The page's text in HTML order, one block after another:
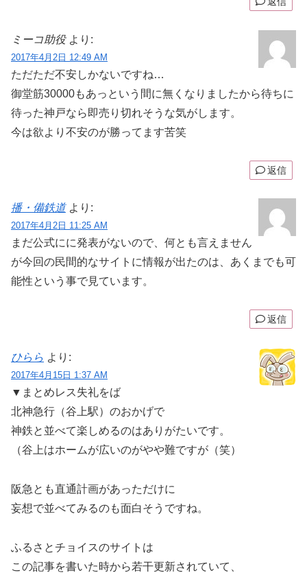
ミーコ助役 より:
2017年4月2日 12:49 AM
ただただ不安しかないですね…
御堂筋30000もあっという間に無くなりましたから待ちに
待った神戸なら即売り切れそうな気がします。
今は欲より不安のが勝ってます苦笑
返信
播・備鉄道 より:
2017年4月2日 11:25 AM
まだ公式にに発表がないので、何とも言えません
が今回の民間的なサイトに情報が出たのは、あくまでも可
能性という事で見ています。
返信
ひらら より:
2017年4月15日 1:37 AM
▼まとめレス失礼をば
北神急行（谷上駅）のおかげで
神鉄と並べて楽しめるのはありがたいです。
（谷上はホームが広いのがやや難ですが（笑）
阪急とも直通計画があっただけに
妄想で並べてみるのも面白そうですね。
ふるさとチョイスのサイトは
この記事を書いた時から若干更新されていて、